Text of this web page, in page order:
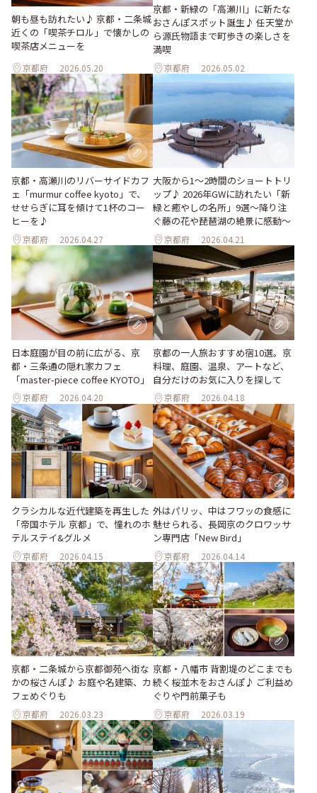
朝も昼も訪れたい♪ 京都・二条城
近くの「喫茶チロル」で懐かしの
喫茶店メニューを
京都府 2026.05.20
京都・新緑の「高瀬川」に新たな
おさんぽスポット誕生♪ 任天堂か
ら源氏物語まで町歩きの楽しさを
満喫
京都府 2026.05.02
京都・高瀬川のリバーサイドカフ
ェ「murmur coffee kyoto」で、
せせらぎに耳を傾けて1杯のコー
ヒーを♪
京都府 2026.04.27
大阪から1〜2時間のショートトリ
ップ♪ 2026年GWに訪れたい「新
緑と癒やしの名所」9選～降り注
ぐ藤の花や琵琶湖の絶景に感動～
京都府 2026.04.21
日本庭園が目の前に広がる、京
都・三条通の隠れ家カフェ
「master-piece coffee KYOTO」
京都府 2026.04.20
京都の一人旅おすすめ宿10選。京
料理、庭園、温泉、アートなど、
自分だけのお気に入りを探して
京都府 2026.04.18
クラシカルな近代建築を再生した
「帝国ホテル 京都」で、憧れのホ
テルステイ&グルメ
京都府 2026.04.15
外はパリッ、中はフワッの食感に
魅せられる、長岡京のクロワッサ
ン専門店「New Bird」
京都府 2026.04.14
京都・二条城から京都御苑へ街な
かの桜さんぽ♪ お庭や名建築、カ
フェめぐりも
京都府 2026.03.23
京都・八幡市 背割堤のどこまでも
続く桜並木をおさんぽ♪ ご利益め
ぐりや門前菓子も
京都府 2026.03.19